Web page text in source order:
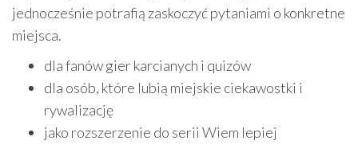
jednocześnie potrafią zaskoczyć pytaniami o konkretne
miejsca.
dla fanów gier karcianych i quizów
dla osób, które lubią miejskie ciekawostki i
rywalizację
jako rozszerzenie do serii Wiem lepiej